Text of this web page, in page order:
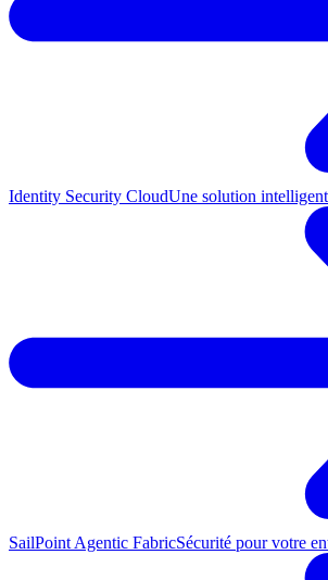
Identity Security CloudUne solution
SailPoint Agentic FabricSécurité pour votre